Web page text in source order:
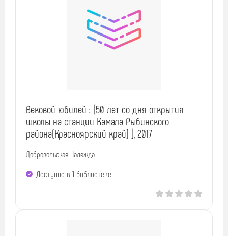
Вековой юбилей : [50 лет со дня открытия
школы на станции Камала Рыбинского
района(Красноярский край) ], 2017
Добровольская Надежда
Доступно в 1 библиотекe